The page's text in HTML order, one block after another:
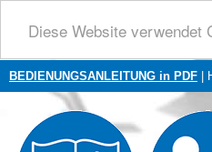
Diese Website verwendet
BEDIENUNGSANLEITUNG in PDF |